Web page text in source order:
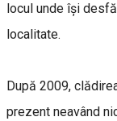
locul unde își
localitate.
După 2009,
prezent neavând